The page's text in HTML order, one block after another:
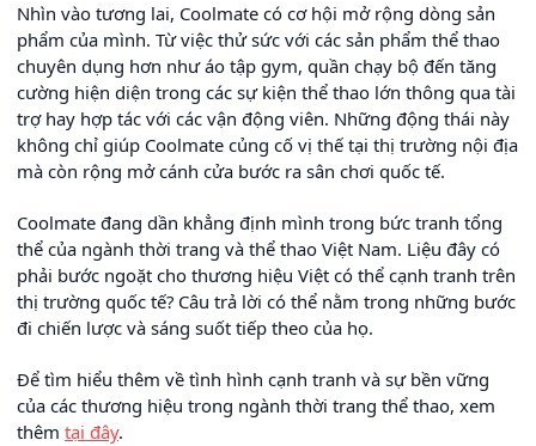
Nhìn vào tương lai, Coolmate có cơ hội mở rộng dòng sản
phẩm của mình. Từ việc thử sức với các sản phẩm thể thao
chuyên dụng hơn như áo tập gym, quần chạy bộ đến tăng
cường hiện diện trong các sự kiện thể thao lớn thông qua tài
trợ hay hợp tác với các vận động viên. Những động thái này
không chỉ giúp Coolmate củng cố vị thế tại thị trường nội địa
mà còn rộng mở cánh cửa bước ra sân chơi quốc tế.
Coolmate đang dần khẳng định mình trong bức tranh tổng
thể của ngành thời trang và thể thao Việt Nam. Liệu đây có
phải bước ngoặt cho thương hiệu Việt có thể cạnh tranh trên
thị trường quốc tế? Câu trả lời có thể nằm trong những bước
đi chiến lược và sáng suốt tiếp theo của họ.
Để tìm hiểu thêm về tình hình cạnh tranh và sự bền vững
của các thương hiệu trong ngành thời trang thể thao, xem
thêm tại đây.